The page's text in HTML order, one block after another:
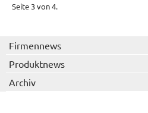
Seite 3 von 4.
Firmennews
Produktnews
Archiv